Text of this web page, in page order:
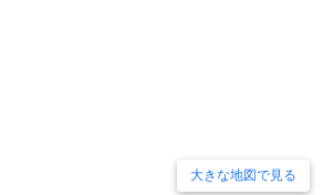
大きな地図で見る